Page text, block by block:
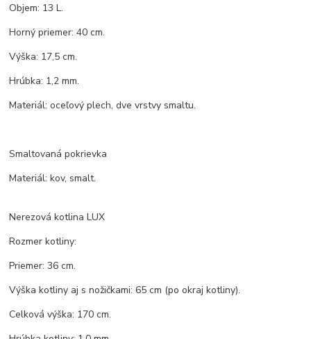
Objem: 13 L.
Horný priemer: 40 cm.
Výška: 17,5 cm.
Hrúbka: 1,2 mm.
Materiál: oceľový plech, dve vrstvy smaltu.
Smaltovaná pokrievka
Materiál: kov, smalt.
Nerezová kotlina LUX
Rozmer kotliny:
Priemer: 36 cm.
Výška kotliny aj s nožičkami: 65 cm (po okraj kotliny).
Celková výška: 170 cm.